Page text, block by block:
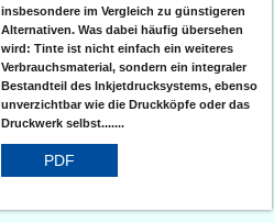
insbesondere im Vergleich zu günstigeren
Alternativen. Was dabei häufig übersehen
wird: Tinte ist nicht einfach ein weiteres
Verbrauchsmaterial, sondern ein integraler
Bestandteil des Inkjetdrucksystems, ebenso
unverzichtbar wie die Druckköpfe oder das
Druckwerk selbst.......
PDF